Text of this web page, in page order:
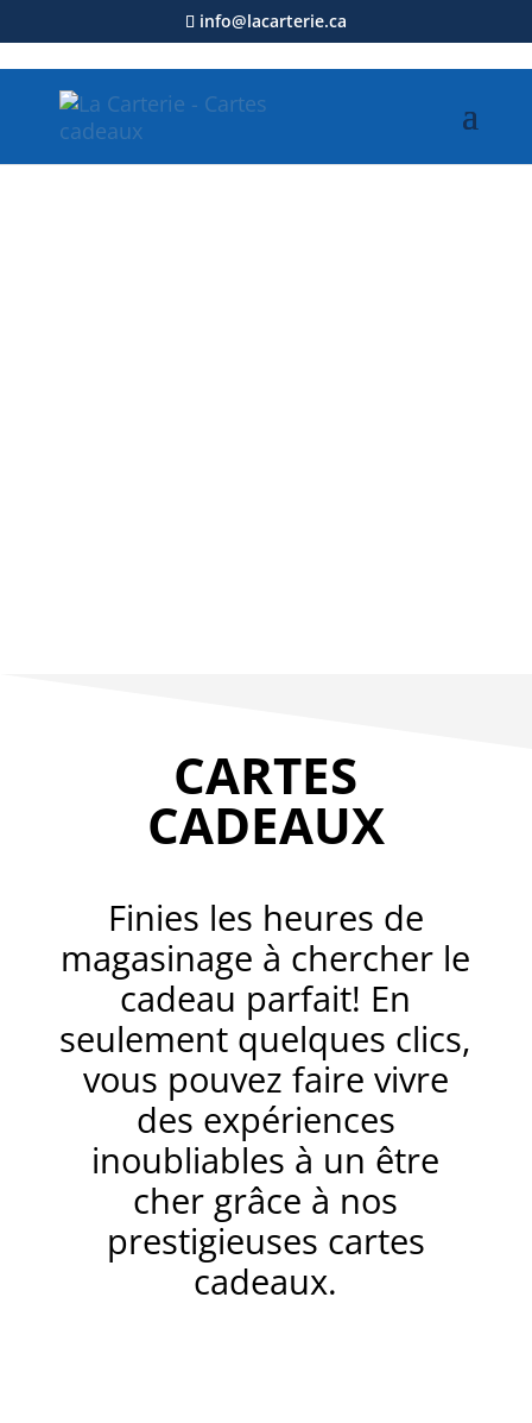
info@lacarterie.ca
CARTES
CADEAUX
Finies les heures de
magasinage à chercher le
cadeau parfait! En
seulement quelques clics,
vous pouvez faire vivre
des expériences
inoubliables à un être
cher grâce à nos
prestigieuses cartes
cadeaux.